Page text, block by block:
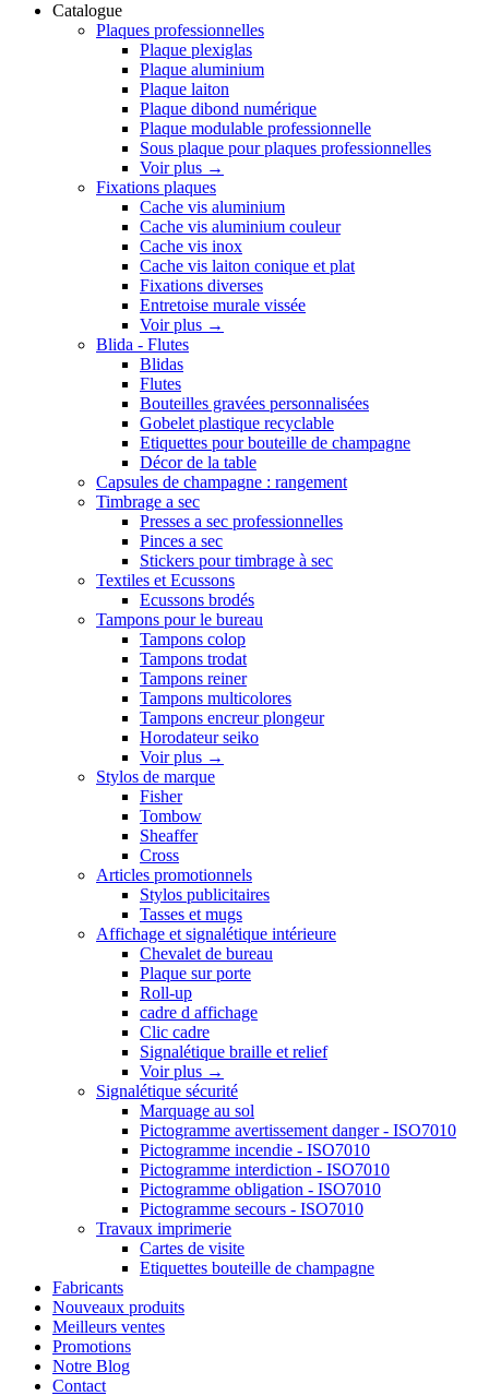
Catalogue
Plaques professionnelles
Plaque plexiglas
Plaque aluminium
Plaque laiton
Plaque dibond numérique
Plaque modulable professionnelle
Sous plaque pour plaques professionnelles
Voir plus →
Fixations plaques
Cache vis aluminium
Cache vis aluminium couleur
Cache vis inox
Cache vis laiton conique et plat
Fixations diverses
Entretoise murale vissée
Voir plus →
Blida - Flutes
Blidas
Flutes
Bouteilles gravées personnalisées
Gobelet plastique recyclable
Etiquettes pour bouteille de champagne
Décor de la table
Capsules de champagne : rangement
Timbrage a sec
Presses a sec professionnelles
Pinces a sec
Stickers pour timbrage à sec
Textiles et Ecussons
Ecussons brodés
Tampons pour le bureau
Tampons colop
Tampons trodat
Tampons reiner
Tampons multicolores
Tampons encreur plongeur
Horodateur seiko
Voir plus →
Stylos de marque
Fisher
Tombow
Sheaffer
Cross
Articles promotionnels
Stylos publicitaires
Tasses et mugs
Affichage et signalétique intérieure
Chevalet de bureau
Plaque sur porte
Roll-up
cadre d affichage
Clic cadre
Signalétique braille et relief
Voir plus →
Signalétique sécurité
Marquage au sol
Pictogramme avertissement danger - ISO7010
Pictogramme incendie - ISO7010
Pictogramme interdiction - ISO7010
Pictogramme obligation - ISO7010
Pictogramme secours - ISO7010
Travaux imprimerie
Cartes de visite
Etiquettes bouteille de champagne
Fabricants
Nouveaux produits
Meilleurs ventes
Promotions
Notre Blog
Contact